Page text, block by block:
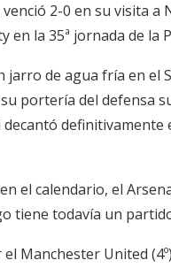
2-0 en su visita a
la 35ª jornada de la
de agua fría en el
portería del defensa
definitivamente
el calendario, el
tiene todavía un
Manchester United